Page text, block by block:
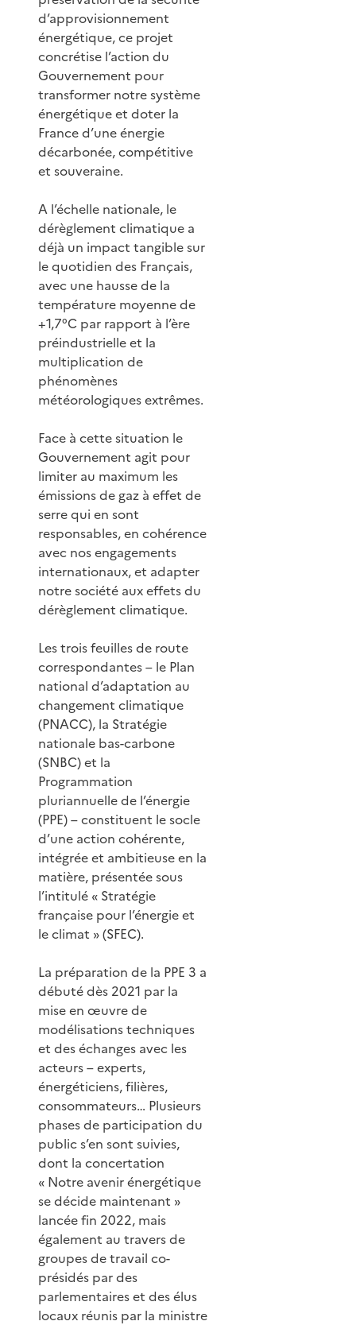
d’approvisionnement
énergétique, ce projet
concrétise l’action du
Gouvernement pour
transformer notre système
énergétique et doter la
France d’une énergie
décarbonée, compétitive
et souveraine.
A l’échelle nationale, le
dérèglement climatique a
déjà un impact tangible sur
le quotidien des Français,
avec une hausse de la
température moyenne de
+1,7°C par rapport à l’ère
préindustrielle et la
multiplication de
phénomènes
météorologiques extrêmes.
Face à cette situation le
Gouvernement agit pour
limiter au maximum les
émissions de gaz à effet de
serre qui en sont
responsables, en cohérence
avec nos engagements
internationaux, et adapter
notre société aux effets du
dérèglement climatique.
Les trois feuilles de route
correspondantes – le Plan
national d’adaptation au
changement climatique
(PNACC), la Stratégie
nationale bas-carbone
(SNBC) et la
Programmation
pluriannuelle de l’énergie
(PPE) – constituent le socle
d’une action cohérente,
intégrée et ambitieuse en la
matière, présentée sous
l’intitulé « Stratégie
française pour l’énergie et
le climat » (SFEC).
La préparation de la PPE 3 a
débuté dès 2021 par la
mise en œuvre de
modélisations techniques
et des échanges avec les
acteurs – experts,
énergéticiens, filières,
consommateurs… Plusieurs
phases de participation du
public s’en sont suivies,
dont la concertation
« Notre avenir énergétique
se décide maintenant »
lancée fin 2022, mais
également au travers de
groupes de travail co-
présidés par des
parlementaires et des élus
locaux réunis par la ministre